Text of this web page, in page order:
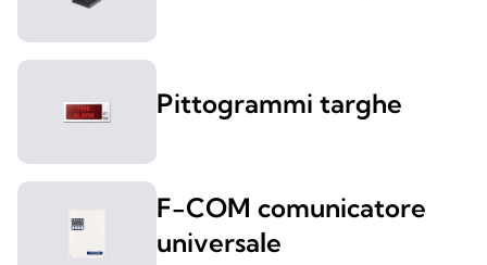
Pittogrammi targhe
F-COM comunicatore
universale